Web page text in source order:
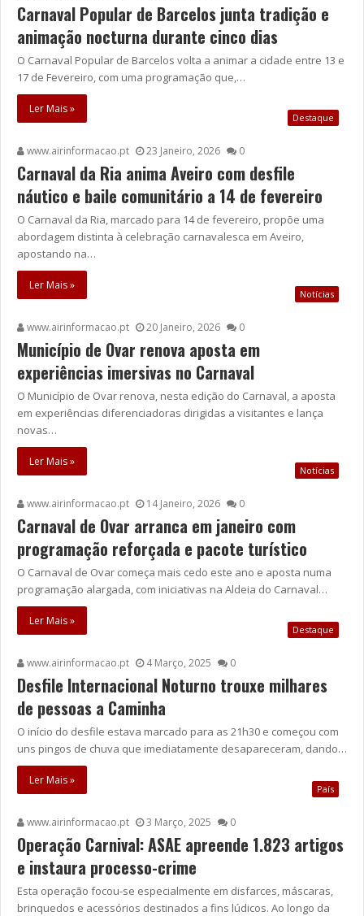
Carnaval Popular de Barcelos junta tradição e
animação nocturna durante cinco dias
O Carnaval Popular de Barcelos volta a animar a cidade entre 13 e
17 de Fevereiro, com uma programação que,…
Ler Mais »
Destaque
www.airinformacao.pt 23 Janeiro, 2026 0
Carnaval da Ria anima Aveiro com desfile
náutico e baile comunitário a 14 de fevereiro
O Carnaval da Ria, marcado para 14 de fevereiro, propõe uma
abordagem distinta à celebração carnavalesca em Aveiro,
apostando na…
Ler Mais »
Notícias
www.airinformacao.pt 20 Janeiro, 2026 0
Município de Ovar renova aposta em
experiências imersivas no Carnaval
O Município de Ovar renova, nesta edição do Carnaval, a aposta
em experiências diferenciadoras dirigidas a visitantes e lança
novas…
Ler Mais »
Notícias
www.airinformacao.pt 14 Janeiro, 2026 0
Carnaval de Ovar arranca em janeiro com
programação reforçada e pacote turístico
O Carnaval de Ovar começa mais cedo este ano e aposta numa
programação alargada, com iniciativas na Aldeia do Carnaval…
Ler Mais »
Destaque
www.airinformacao.pt 4 Março, 2025 0
Desfile Internacional Noturno trouxe milhares
de pessoas a Caminha
O início do desfile estava marcado para as 21h30 e começou com
uns pingos de chuva que imediatamente desapareceram, dando…
Ler Mais »
País
www.airinformacao.pt 3 Março, 2025 0
Operação Carnival: ASAE apreende 1.823 artigos
e instaura processo-crime
Esta operação focou-se especialmente em disfarces, máscaras,
brinquedos e acessórios destinados a fins lúdicos. Ao longo da